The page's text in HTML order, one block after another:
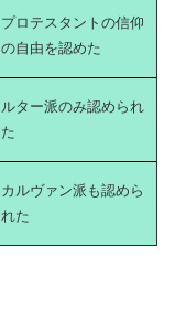
プロテスタントの信仰
の自由を認めた
ルター派のみ認められ
た
カルヴァン派も認めら
れた